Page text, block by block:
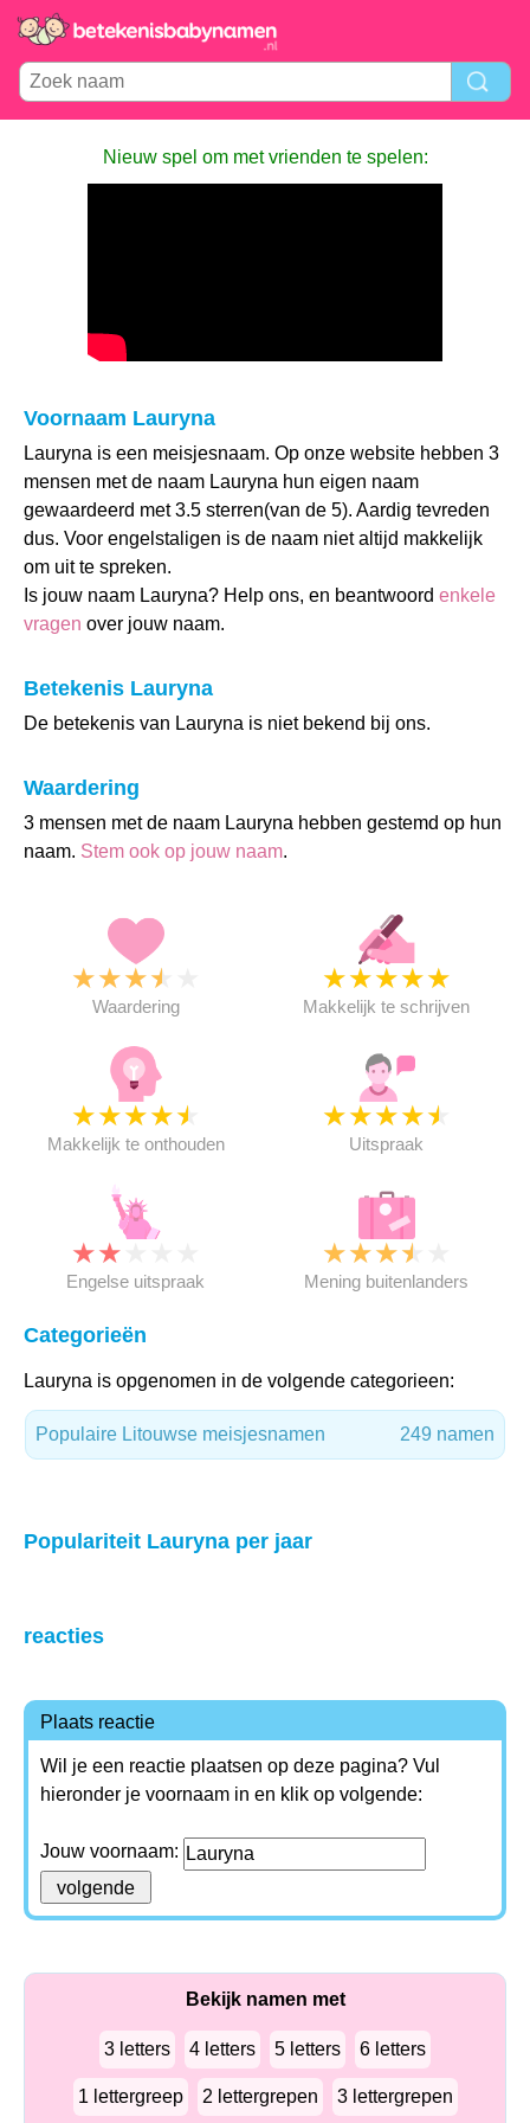
Nieuw spel om met vrienden te spelen:
Voornaam Lauryna
Lauryna is een meisjesnaam. Op onze website hebben 3
mensen met de naam Lauryna hun eigen naam
gewaardeerd met 3.5 sterren(van de 5). Aardig tevreden
dus. Voor engelstaligen is de naam niet altijd makkelijk
om uit te spreken.
Is jouw naam Lauryna? Help ons, en beantwoord enkele
vragen over jouw naam.
Betekenis Lauryna
De betekenis van Lauryna is niet bekend bij ons.
Waardering
3 mensen met de naam Lauryna hebben gestemd op hun
naam. Stem ook op jouw naam.
★★★★
Waardering
★★★★★
Makkelijk te schrijven
★★★★★
Makkelijk te onthouden
★★★★★
Uitspraak
★★
Engelse uitspraak
★★★★
Mening buitenlanders
Categorieën
Lauryna is opgenomen in de volgende categorieen:
Populaire Litouwse meisjesnamen 249 namen
Populariteit Lauryna per jaar
reacties
Plaats reactie
Wil je een reactie plaatsen op deze pagina? Vul
hieronder je voornaam in en klik op volgende:
Jouw voornaam:
Bekijk namen met
3 letters 4 letters 5 letters 6 letters
1 lettergreep 2 lettergrepen 3 lettergrepen